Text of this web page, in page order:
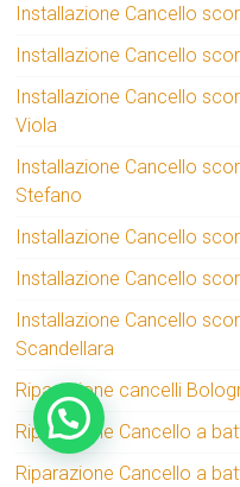
Installazione Cancello
Installazione Cancello
Installazione Cancello
Viola
Installazione Cancello
Stefano
Installazione Cancello
Installazione Cancello
Installazione Cancello
Scandellara
Riparazione cancelli
Riparazione Cancello a
Riparazione Cancello a